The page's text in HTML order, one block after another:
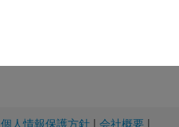
個人情報保護方針 | 会社概要 |